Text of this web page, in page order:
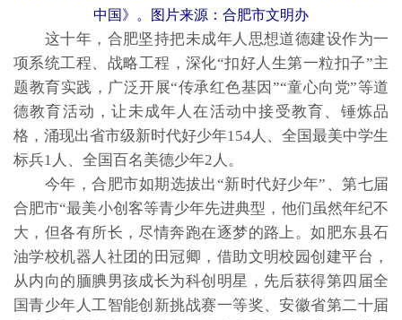
中国》。图片来源：合肥市文明办
这十年，合肥坚持把未成年人思想道德建设作为一
项系统工程、战略工程，深化“扣好人生第一粒扣子”主
题教育实践，广泛开展“传承红色基因”“童心向党”等道
德教育活动，让未成年人在活动中接受教育、锤炼品
格，涌现出省市级新时代好少年154人、全国最美中学生
标兵1人、全国百名美德少年2人。
今年，合肥市如期选拔出“新时代好少年”、第七届
合肥市“最美小创客等青少年先进典型，他们虽然年纪不
大，但各有所长，尽情奔跑在逐梦的路上。如肥东县石
油学校机器人社团的田冠卿，借助文明校园创建平台，
从内向的腼腆男孩成长为科创明星，先后获得第四届全
国青少年人工智能创新挑战赛一等奖、安徽省第二十届